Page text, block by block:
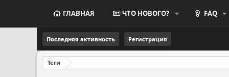
ГЛАВНАЯ ЧТО НОВОГО? FAQ
Последняя активность Регистрация
Теги